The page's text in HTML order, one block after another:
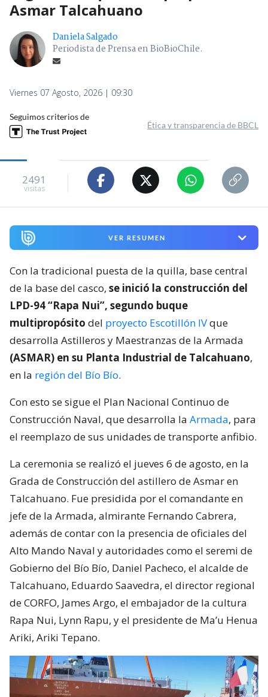
Asmar Talcahuano
Daniela Salgado
Periodista de Prensa en BioBioChile.
Viernes 07 Agosto, 2026 | 09:30
Seguimos criterios de
Ética y transparencia de BBCL
2491
visitas
VER RESUMEN
Con la tradicional puesta de la quilla, base central
de la base del casco, se inició la construcción del
LPD-94 “Rapa Nui”, segundo buque
multipropósito del proyecto Escotillón IVque
desarrolla Astilleros y Maestranzas de la Armada
(ASMAR) en su Planta Industrial de Talcahuano,
en la región del Bío Bío.
Con esto se sigue el Plan Nacional Continuo de
Construcción Naval, que desarrolla la Armada, para
el reemplazo de sus unidades de transporte anfibio.
La ceremonia se realizó el jueves 6 de agosto, en la
Grada de Construcción del astillero de Asmar en
Talcahuano. Fue presidida por el comandante en
jefe de la Armada, almirante Fernando Cabrera,
además de contar con la presencia de oficiales del
Alto Mando Naval y autoridades como el seremi de
Gobierno del Bío Bío, Daniel Pacheco, el alcalde de
Talcahuano, Eduardo Saavedra, el director regional
de CORFO, James Argo, el embajador de la cultura
Rapa Nui, Lynn Rapu, y el presidente de Ma’u Henua
Ariki, Ariki Tepano.